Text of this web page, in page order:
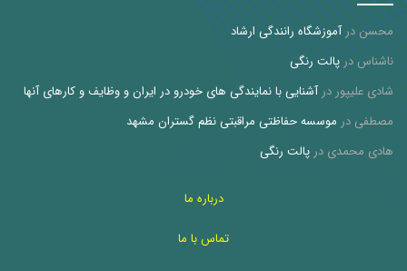
محسندرآموزشگاه رانندگی ارشاد
ناشناس در پالت رنگی
شادی علیپور درآشنایی با نمایندگی های خودرو در ایران و وظایف و کارهای آنها
مصطفی در موسسه حفاظتی مراقبتی نظم گستران مشهد
هادی محمدی در پالت رنگی
درباره ما
تماس با ما